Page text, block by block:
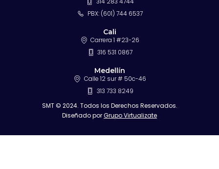
PBX: (601) 744 6537
Cali
Carrera 1 #23-26
316 531 0867
Medellín
Calle 12 sur # 50c-46
313 733 8249
SMT © 2024. Todos los Derechos Reservados.
Diseñado porGrupo Virtualizate